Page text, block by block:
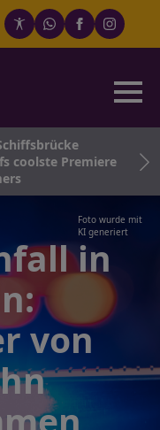
coolste Premiere
Foto wurde mit
KI generiert
in
von